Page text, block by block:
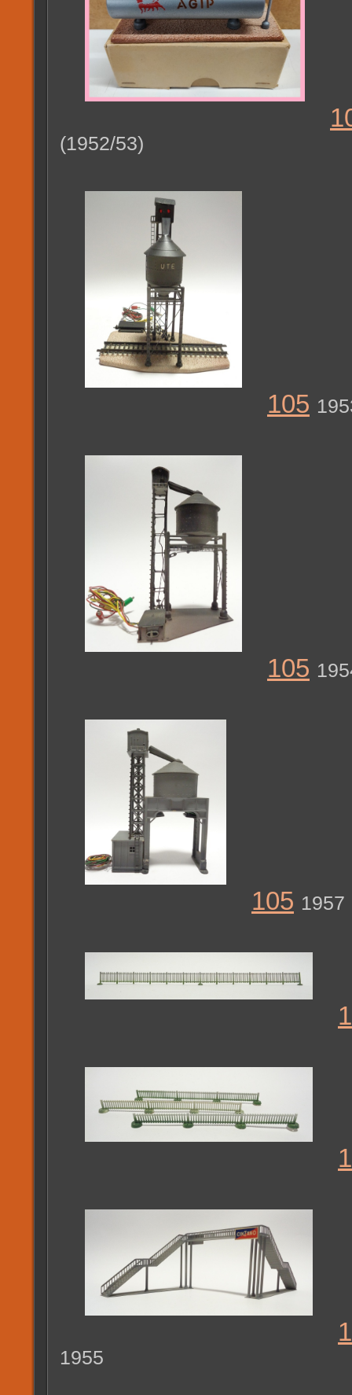
(1952/53)
105
105
105 1957
1955